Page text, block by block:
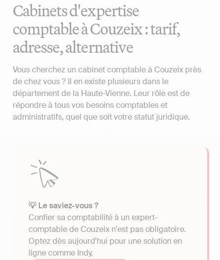
Cabinets d'expertise
comptable à Couzeix : tarif,
adresse, alternative
Vous cherchez un cabinet comptable à Couzeix près
de chez vous ? Il en existe plusieurs dans le
département de la Haute-Vienne. Leur rôle est de
répondre à tous vos besoins comptables et
administratifs, quel que soit votre statut juridique.
💡 Le saviez-vous ?
Confier sa comptabilité à un expert-
comptable de Couzeix n'est pas obligatoire.
Optez dès aujourd'hui pour une solution en
ligne comme Indy.